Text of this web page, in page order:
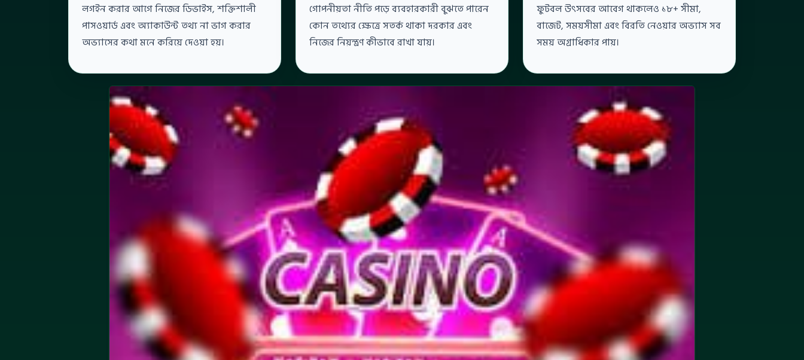
লগইন করার আগে নিজের ডিভাইস, শক্তিশালী
পাসওয়ার্ড এবং অ্যাকাউন্ট তথ্য না ভাগ করার
অভ্যাসের কথা মনে করিয়ে দেওয়া হয়।
গোপনীয়তা নীতি পড়ে ব্যবহারকারী বুঝতে পারেন
কোন তথ্যের ক্ষেত্রে সতর্ক থাকা দরকার এবং
নিজের নিয়ন্ত্রণ কীভাবে রাখা যায়।
ফুটবল উৎসবের আবেগ থাকলেও ১৮+ সীমা,
বাজেট, সময়সীমা এবং বিরতি নেওয়ার অভ্যাস সব
সময় অগ্রাধিকার পায়।